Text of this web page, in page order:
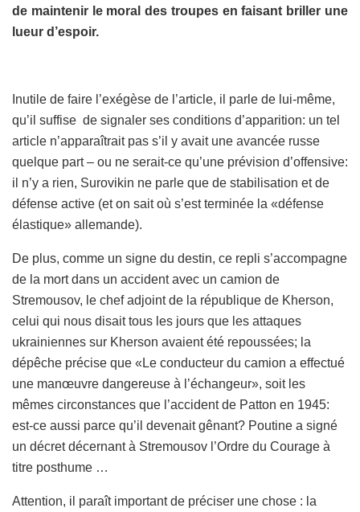
de maintenir le moral des troupes en faisant briller une
lueur d’espoir.
Inutile de faire l’exégèse de l’article, il parle de lui-même,
qu’il suffise de signaler ses conditions d’apparition: un tel
article n’apparaîtrait pas s’il y avait une avancée russe
quelque part – ou ne serait-ce qu’une prévision d’offensive:
il n’y a rien, Surovikin ne parle que de stabilisation et de
défense active (et on sait où s’est terminée la «défense
élastique» allemande).
De plus, comme un signe du destin, ce repli s’accompagne
de la mort dans un accident avec un camion de
Stremousov, le chef adjoint de la république de Kherson,
celui qui nous disait tous les jours que les attaques
ukrainiennes sur Kherson avaient été repoussées; la
dépêche précise que «Le conducteur du camion a effectué
une manœuvre dangereuse à l’échangeur», soit les
mêmes circonstances que l’accident de Patton en 1945:
est-ce aussi parce qu’il devenait gênant? Poutine a signé
un décret décernant à Stremousov l’Ordre du Courage à
titre posthume …
Attention, il paraît important de préciser une chose : la